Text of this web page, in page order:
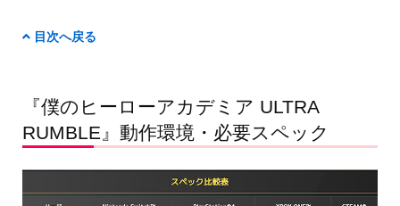
目次へ戻る
『僕のヒーローアカデミア ULTRA
RUMBLE』動作環境・必要スペック